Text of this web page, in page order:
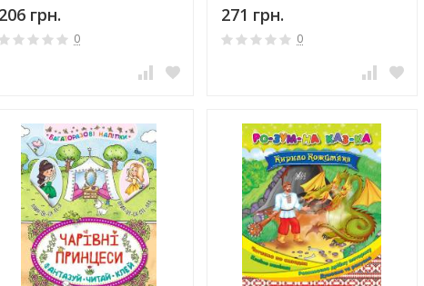
206 грн.
0
271 грн.
0